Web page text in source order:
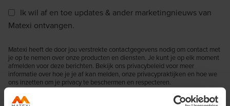
Ik wil af en toe updates & ander marketingnieuws van
Matexi ontvangen.
Matexi heeft de door jou verstrekte contactgegevens nodig om contact met
je op te nemen over onze producten en diensten. Je kunt je op elk moment
afmelden voor deze berichten. Bekijk ons privacybeleid voor meer
informatie over hoe je je af kan melden, onze privacypraktijken en hoe we
ons inzetten om je privacy te beschermen en respecteren.